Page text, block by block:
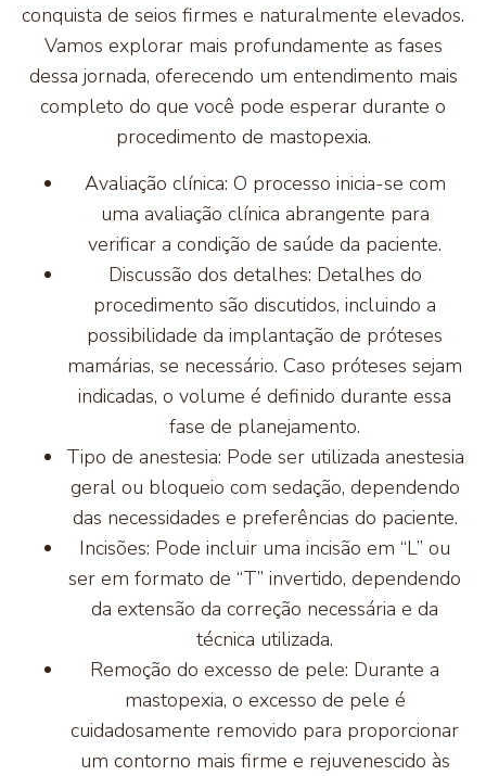
conquista de seios firmes e naturalmente elevados.
Vamos explorar mais profundamente as fases
dessa jornada, oferecendo um entendimento mais
completo do que você pode esperar durante o
procedimento de mastopexia.
Avaliação clínica: O processo inicia-se com
uma avaliação clínica abrangente para
verificar a condição de saúde da paciente.
Discussão dos detalhes: Detalhes do
procedimento são discutidos, incluindo a
possibilidade da implantação de próteses
mamárias, se necessário. Caso próteses sejam
indicadas, o volume é definido durante essa
fase de planejamento.
Tipo de anestesia: Pode ser utilizada anestesia
geral ou bloqueio com sedação, dependendo
das necessidades e preferências do paciente.
Incisões: Pode incluir uma incisão em “L” ou
ser em formato de “T” invertido, dependendo
da extensão da correção necessária e da
técnica utilizada.
Remoção do excesso de pele: Durante a
mastopexia, o excesso de pele é
cuidadosamente removido para proporcionar
um contorno mais firme e rejuvenescido às